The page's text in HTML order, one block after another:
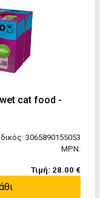
cat food -
3065890155053
MPN:
Τιμή: 28.00 €